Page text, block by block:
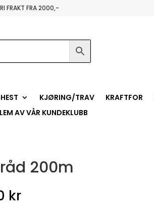
FRAKT FRA 2000,-
KJØRING/TRAV KRAFTFOR
AV VÅR KUNDEKLUBB
200m
kr